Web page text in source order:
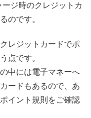
ジ時のクレジットカ
のです。
レジットカードでポ
点です。
中には電子マネーへ
ードもあるので、あ
イント規則をご確認